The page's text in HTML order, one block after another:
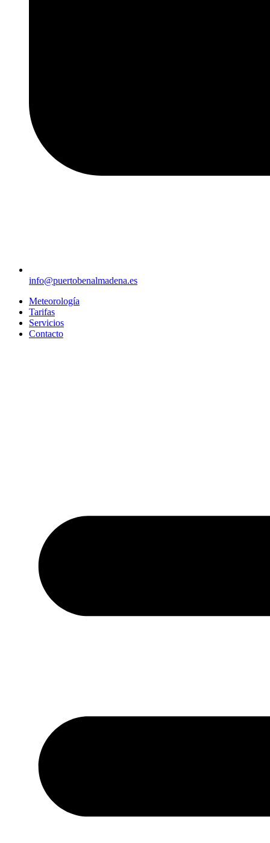
info@puertobenalmadena.es
Meteorología
Tarifas
Servicios
Contacto